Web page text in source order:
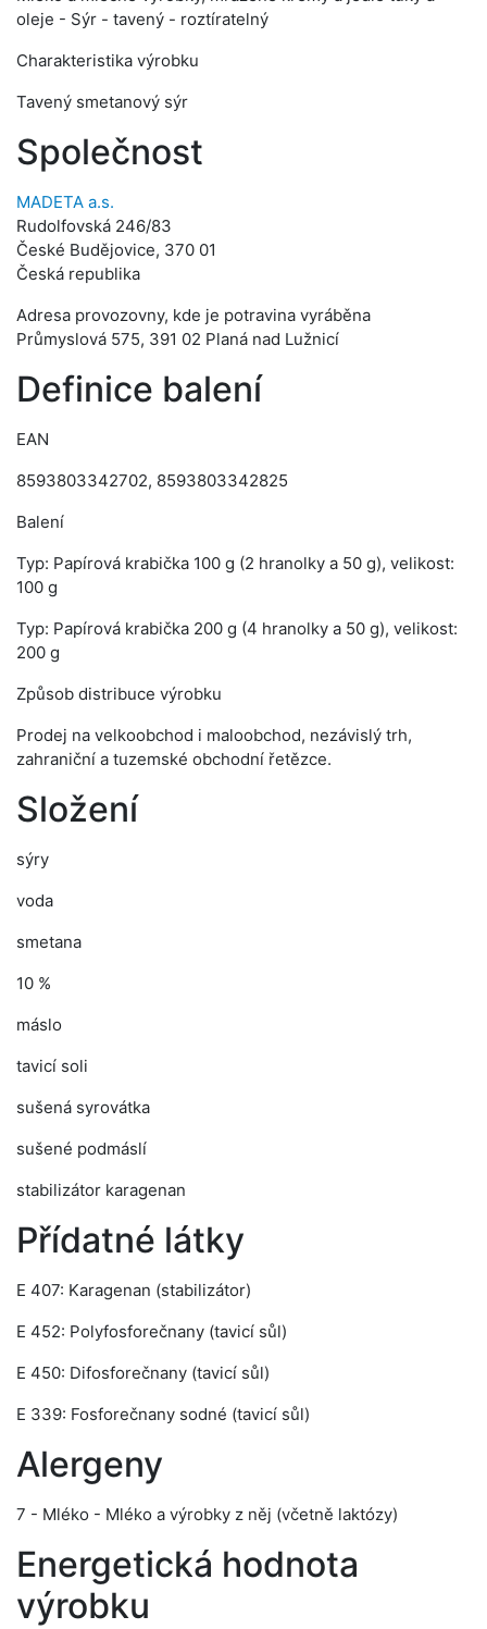
oleje - Sýr - tavený - roztíratelný
Charakteristika výrobku
Tavený smetanový sýr
Společnost
MADETA a.s.
Rudolfovská 246/83
České Budějovice, 370 01
Česká republika
Adresa provozovny, kde je potravina vyráběna
Průmyslová 575, 391 02 Planá nad Lužnicí
Definice balení
EAN
8593803342702, 8593803342825
Balení
Typ: Papírová krabička 100 g (2 hranolky a 50 g), velikost:
100 g
Typ: Papírová krabička 200 g (4 hranolky a 50 g), velikost:
200 g
Způsob distribuce výrobku
Prodej na velkoobchod i maloobchod, nezávislý trh,
zahraniční a tuzemské obchodní řetězce.
Složení
sýry
voda
smetana
10 %
máslo
tavicí soli
sušená syrovátka
sušené podmáslí
stabilizátor karagenan
Přídatné látky
E 407: Karagenan (stabilizátor)
E 452: Polyfosforečnany (tavicí sůl)
E 450: Difosforečnany (tavicí sůl)
E 339: Fosforečnany sodné (tavicí sůl)
Alergeny
7 - Mléko - Mléko a výrobky z něj (včetně laktózy)
Energetická hodnota
výrobku